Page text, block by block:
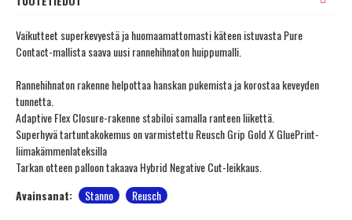
Vaikutteet superkevyestä ja huomaamattomasti käteen istuvasta Pure
Contact-mallista saava uusi rannehihnaton huippumalli.
Rannehihnaton rakenne helpottaa hanskan pukemista ja korostaa keveyden
tunnetta.
Adaptive Flex Closure-rakenne stabiloi samalla ranteen liikettä.
Superhyvä tartuntakokemus on varmistettu Reusch Grip Gold X GluePrint-
liimakämmenlateksilla
Tarkan otteen palloon takaava Hybrid Negative Cut-leikkaus.
Avainsanat:
Stanno Reusch